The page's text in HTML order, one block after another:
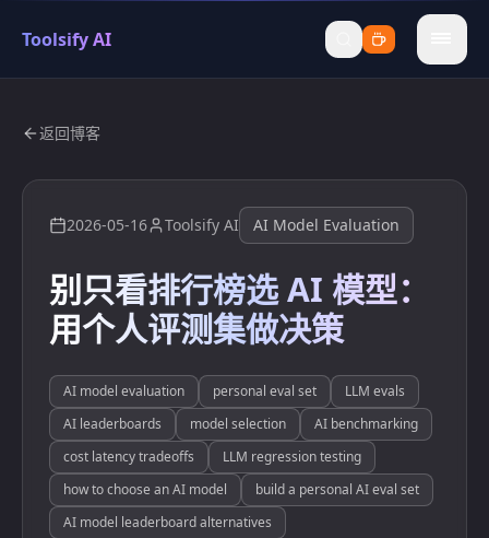
Toolsify AI
menu
返回博客
2026-05-16 Toolsify AI AI Model Evaluation
别只看排行榜选 AI 模型：
用个人评测集做决策
AI model evaluation personal eval set
LLM evals
AI leaderboards
model selection
AI benchmarking
cost latency tradeoffs
LLM regression testing
how to choose an AI model
build a personal AI eval set
AI model leaderboard alternatives